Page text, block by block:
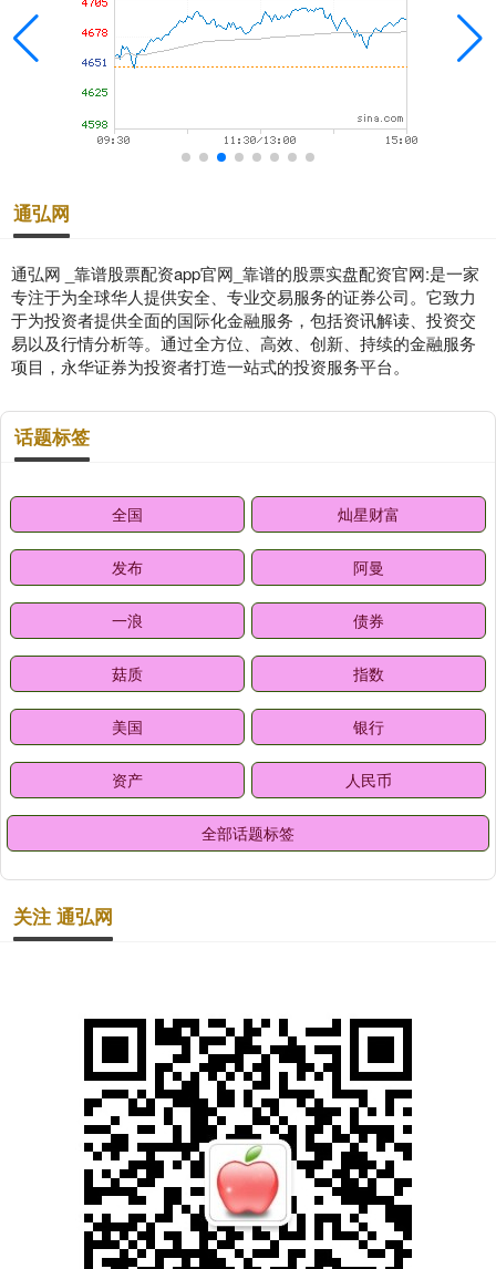
通弘网
通弘网 _靠谱股票配资app官网_靠谱的股票实盘配资官网:是一家
专注于为全球华人提供安全、专业交易服务的证券公司。它致力
于为投资者提供全面的国际化金融服务，包括资讯解读、投资交
易以及行情分析等。通过全方位、高效、创新、持续的金融服务
项目，永华证券为投资者打造一站式的投资服务平台。
话题标签
全国 灿星财富
发布 阿曼
一浪 债券
菇质 指数
美国 银行
资产 人民币
全部话题标签
关注 通弘网